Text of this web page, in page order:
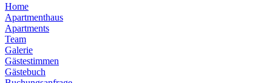
Home
Apartmenthaus
Apartments
Team
Galerie
Gästestimmen
Gästebuch